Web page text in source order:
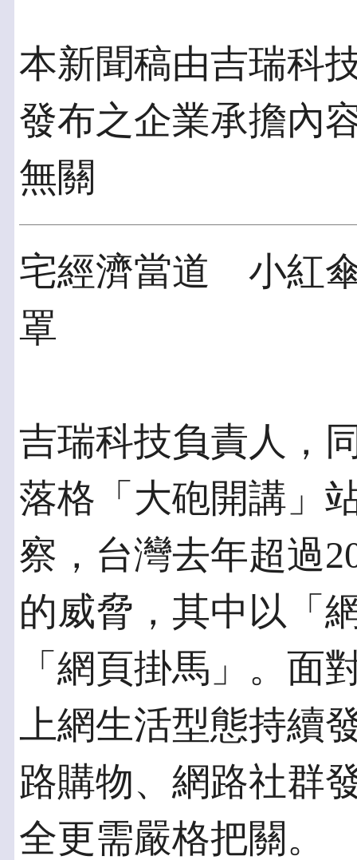
本新聞稿由吉瑞科
發布之企業承擔內
無關
宅經濟當道 小紅
罩
吉瑞科技負責人，
落格「大砲開講」
察，台灣去年超過
的威脅，其中以「
「網頁掛馬」。面
上網生活型態持續
路購物、網路社群
全更需嚴格把關。